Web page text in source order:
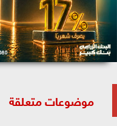
موضوعات متعلقة